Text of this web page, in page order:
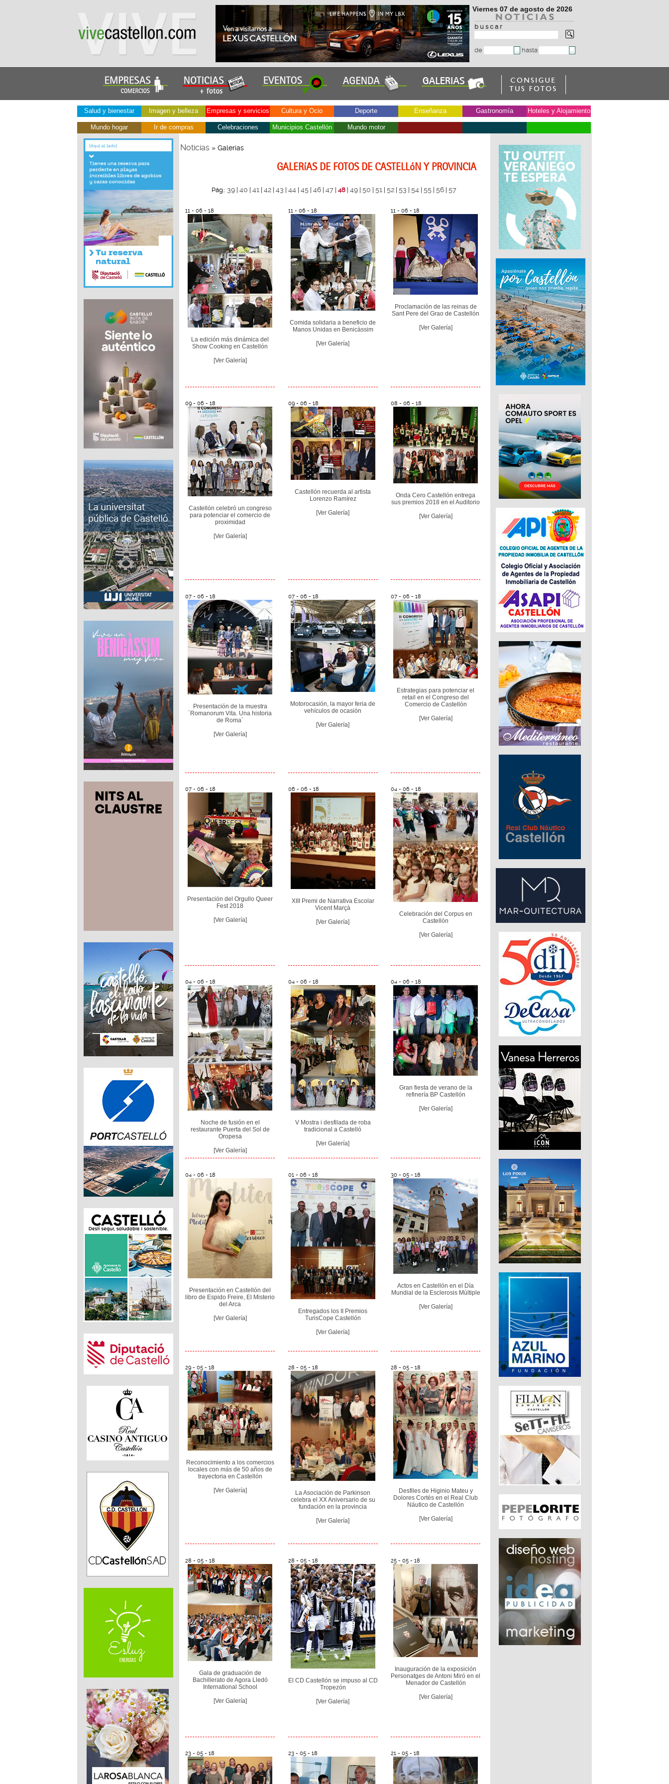
Viernes 07 de agosto de 2026
b u s c a r
de hasta
Salud y bienestar Imagen y belleza Empresas y servicios Cultura y Ocio Deporte Enseñanza Gastronomía Hoteles y Alojamiento
Mundo hogar Ir de compras Celebraciones Municipios Castellón Mundo motor
Noticias » Galerias
GALERíAS DE FOTOS DE CASTELLóN Y PROVINCIA
Pág.: 39 | 40 | 41 | 42 | 43 | 44 | 45 | 46 | 47 | 48 | 49 | 50 | 51 | 52 | 53 | 54 | 55 | 56 | 57
11 - 06 - 18
La edición más dinámica del
Show Cooking en Castellón
[Ver Galería]
11 - 06 - 18
Comida solidaria a beneficio de
Manos Unidas en Benicàssim
[Ver Galería]
11 - 06 - 18
Proclamación de las reinas de
Sant Pere del Grao de Castellón
[Ver Galería]
09 - 06 - 18
Castellón celebró un congreso
para potenciar el comercio de
proximidad
[Ver Galería]
09 - 06 - 18
Castellón recuerda al artista
Lorenzo Ramírez
[Ver Galería]
08 - 06 - 18
Onda Cero Castellón entrega
sus premios 2018 en el Auditorio
[Ver Galería]
07 - 06 - 18
Presentación de la muestra
´Romanorum Vita. Una historia
de Roma´
[Ver Galería]
07 - 06 - 18
Motorocasión, la mayor feria de
vehículos de ocasión
[Ver Galería]
07 - 06 - 18
Estrategias para potenciar el
retail en el Congreso del
Comercio de Castellón
[Ver Galería]
07 - 06 - 18
Presentación del Orgullo Queer
Fest 2018
[Ver Galería]
06 - 06 - 18
XIII Premi de Narrativa Escolar
Vicent Marçà
[Ver Galería]
04 - 06 - 18
Celebración del Corpus en
Castellón
[Ver Galería]
04 - 06 - 18
Noche de fusión en el
restaurante Puerta del Sol de
Oropesa
[Ver Galería]
04 - 06 - 18
V Mostra i desfilada de roba
tradicional a Castelló
[Ver Galería]
04 - 06 - 18
Gran fiesta de verano de la
refinería BP Castellón
[Ver Galería]
04 - 06 - 18
Presentación en Castellón del
libro de Espido Freire, El Misterio
del Arca
[Ver Galería]
01 - 06 - 18
Entregados los II Premios
TurisCope Castellón
[Ver Galería]
30 - 05 - 18
Actos en Castellón en el Día
Mundial de la Esclerosis Múltiple
[Ver Galería]
29 - 05 - 18
Reconocimiento a los comercios
locales con más de 50 años de
trayectoria en Castellón
[Ver Galería]
28 - 05 - 18
La Asociación de Parkinson
celebra el XX Aniversario de su
fundación en la provincia
[Ver Galería]
28 - 05 - 18
Desfiles de Higinio Mateu y
Dolores Cortés en el Real Club
Náutico de Castellón
[Ver Galería]
28 - 05 - 18
Gala de graduación de
Bachillerato de Agora Lledó
International School
[Ver Galería]
28 - 05 - 18
El CD Castellón se impuso al CD
Tropezón
[Ver Galería]
25 - 05 - 18
Inauguración de la exposición
Personatges de Antoni Miró en el
Menador de Castellón
[Ver Galería]
23 - 05 - 18 23 - 05 - 18 21 - 05 - 18